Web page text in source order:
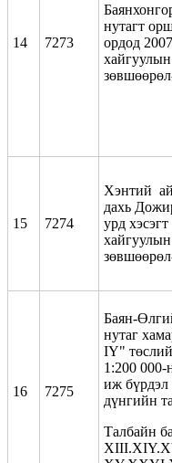
14 7273
нутагт
ордод
15 7274
Хэнтий
дахь
урд
16 7275
Баян-
нутаг
IY"
1:200
иж бүрдэл
дүнгийн
Талбайн